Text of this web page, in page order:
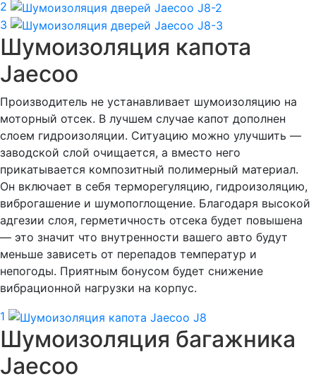
2
3
Шумоизоляция капота
Jaecoo
Производитель не устанавливает шумоизоляцию на
моторный отсек. В лучшем случае капот дополнен
слоем гидроизоляции. Ситуацию можно улучшить —
заводской слой очищается, а вместо него
прикатывается композитный полимерный материал.
Он включает в себя терморегуляцию, гидроизоляцию,
виброгашение и шумопоглощение. Благодаря высокой
адгезии слоя, герметичность отсека будет повышена
— это значит что внутренности вашего авто будут
меньше зависеть от перепадов температур и
непогоды. Приятным бонусом будет снижение
вибрационной нагрузки на корпус.
1
Шумоизоляция багажника
Jaecoo